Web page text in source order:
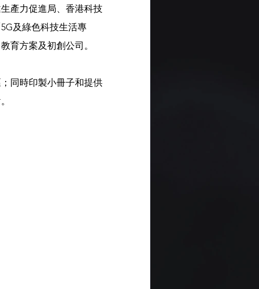
產力促進局、香港科技
及綠色科技生活專
育方案及初創公司。
同時印製小冊子和提供